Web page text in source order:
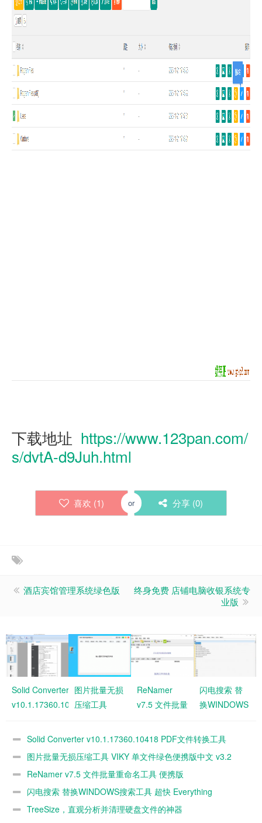
下载地址 https://www.123pan.com/
s/dvtA-d9Juh.html
喜欢 (1) or 分享 (0)
酒店宾馆管理系统绿色版
终身免费 店铺电脑收银系统专
业版
Solid Converter
v10.1.17360.10418
图片批量无损
压缩工具
绿色便携版中
ReNamer
v7.5 文件批量
便携版
闪电搜索 替
换WINDOWS
快 Everything
文件
Solid Converter v10.1.17360.10418 PDF文件转换工具
图片批量无损压缩工具 VIKY 单文件绿色便携版中文 v3.2
ReNamer v7.5 文件批量重命名工具 便携版
闪电搜索 替换WINDOWS搜索工具 超快 Everything
v1.4.1.1017 | 文件
TreeSize，直观分析并清理硬盘文件的神器